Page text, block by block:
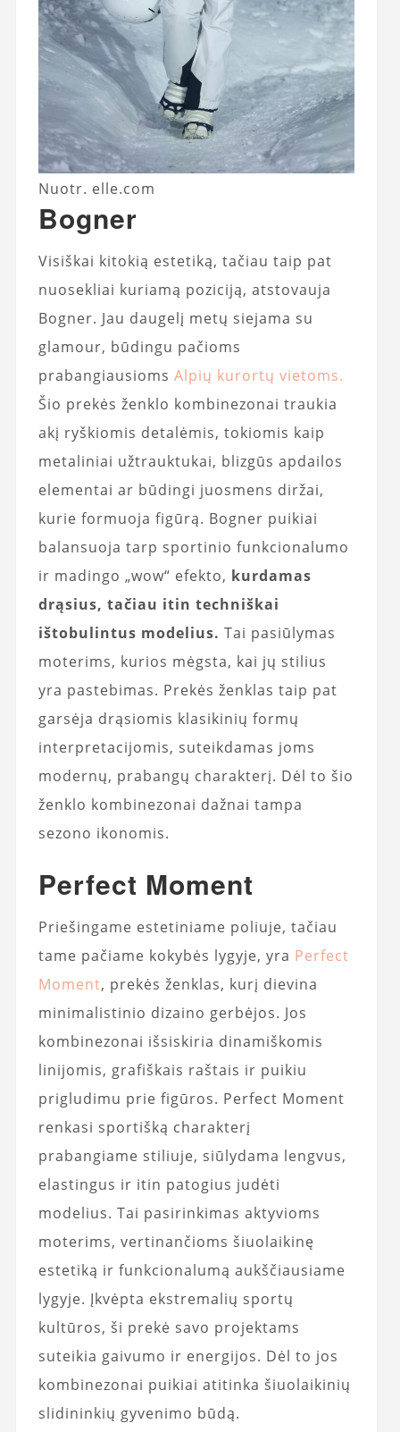
Nuotr. elle.com
Bogner
Visiškai kitokią estetiką, tačiau taip pat
nuosekliai kuriamą poziciją, atstovauja
Bogner. Jau daugelį metų siejama su
glamour, būdingu pačioms
prabangiausioms Alpių kurortų vietoms.
Šio prekės ženklo kombinezonai traukia
akį ryškiomis detalėmis, tokiomis kaip
metaliniai užtrauktukai, blizgūs apdailos
elementai ar būdingi juosmens diržai,
kurie formuoja figūrą. Bogner puikiai
balansuoja tarp sportinio funkcionalumo
ir madingo „wow“ efekto, kurdamas
drąsius, tačiau itin techniškai
ištobulintus modelius. Tai pasiūlymas
moterims, kurios mėgsta, kai jų stilius
yra pastebimas. Prekės ženklas taip pat
garsėja drąsiomis klasikinių formų
interpretacijomis, suteikdamas joms
modernų, prabangų charakterį. Dėl to šio
ženklo kombinezonai dažnai tampa
sezono ikonomis.
Perfect Moment
Priešingame estetiniame poliuje, tačiau
tame pačiame kokybės lygyje, yra Perfect
Moment, prekės ženklas, kurį dievina
minimalistinio dizaino gerbėjos. Jos
kombinezonai išsiskiria dinamiškomis
linijomis, grafiškais raštais ir puikiu
prigludimu prie figūros. Perfect Moment
renkasi sportišką charakterį
prabangiame stiliuje, siūlydama lengvus,
elastingus ir itin patogius judėti
modelius. Tai pasirinkimas aktyvioms
moterims, vertinančioms šiuolaikinę
estetiką ir funkcionalumą aukščiausiame
lygyje. Įkvėpta ekstremalių sportų
kultūros, ši prekė savo projektams
suteikia gaivumo ir energijos. Dėl to jos
kombinezonai puikiai atitinka šiuolaikinių
slidininkių gyvenimo būdą.